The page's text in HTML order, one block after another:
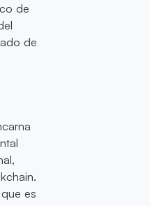
de
de
es